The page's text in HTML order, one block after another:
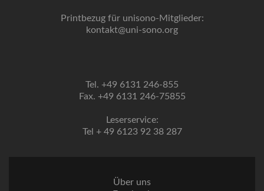
Printbezug für unisono-Mitglieder:
kontakt@uni-sono.org
Tel. +49 6131 246-855
Fax. +49 6131 246-75855
Leserservice:
Tel + 49 6123 92 38 287
Über uns